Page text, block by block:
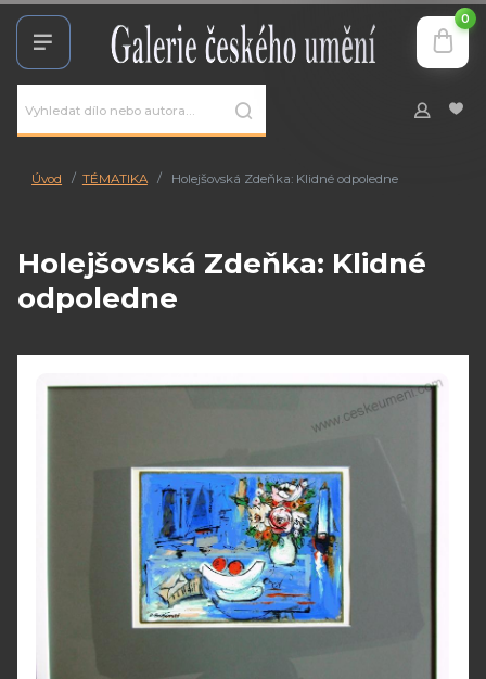
0
Úvod TÉMATIKA Holejšovská Zdeňka: Klidné odpoledne
Holejšovská Zdeňka: Klidné
odpoledne